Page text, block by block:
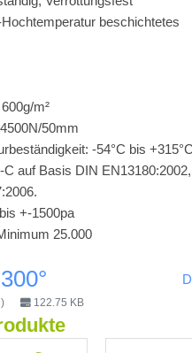
beschichtetes
m²
50mm
-54°C bis +315°C
C auf Basis DIN
+-1500pa
25.000
122.75 KB